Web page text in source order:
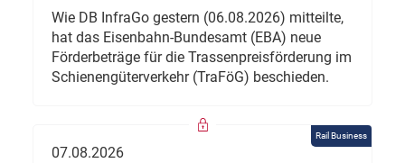
Wie DB InfraGo gestern (06.08.2026) mitteilte,
hat das Eisenbahn-Bundesamt (EBA) neue
Förderbeträge für die Trassenpreisförderung im
Schienengüterverkehr (TraFöG) beschieden.
Rail Business
07.08.2026